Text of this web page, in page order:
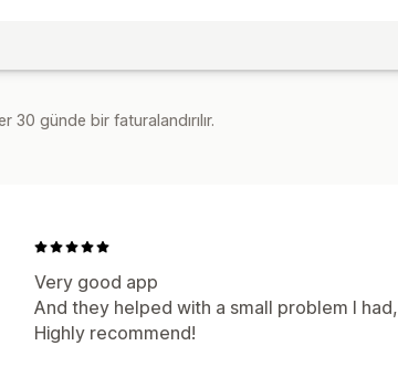
30 günde bir faturalandırılır.
Very good app
And they helped with a small problem I
Highly recommend!